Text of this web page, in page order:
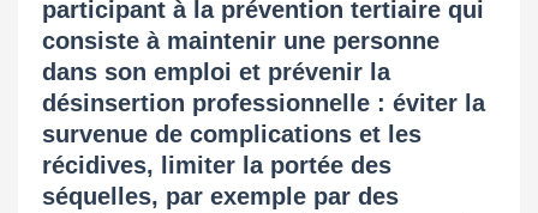
participant à la prévention tertiaire qui
consiste à maintenir une personne
dans son emploi et prévenir la
désinsertion professionnelle : éviter la
survenue de complications et les
récidives, limiter la portée des
séquelles, par exemple par des